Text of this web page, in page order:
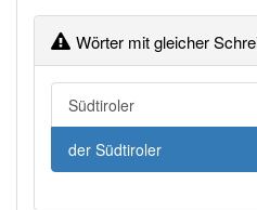
Südtiroler Wiktionary
Wörter, die mit "-ler" enden,
Artikel:der
Wörter mit gleicher
Südtiroler
der Südtiroler